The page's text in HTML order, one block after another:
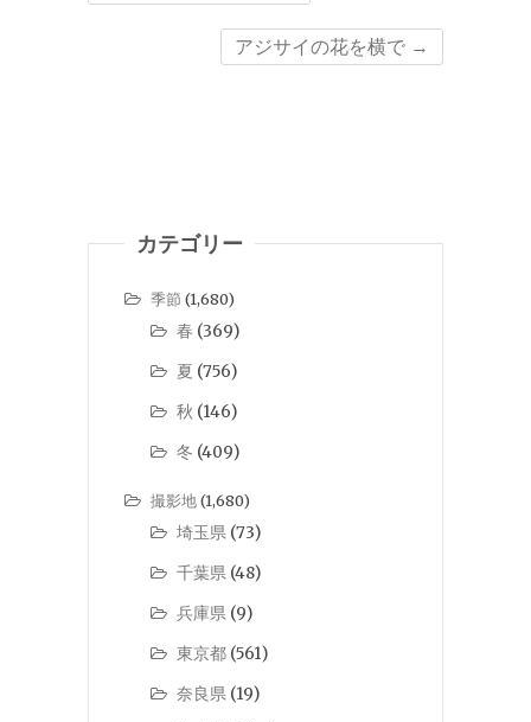
アジサイの花を横で →
カテゴリー
季節 (1,680)
春 (369)
夏 (756)
秋 (146)
冬 (409)
撮影地(1,680)
埼玉県 (73)
千葉県 (48)
兵庫県 (9)
東京都 (561)
奈良県 (19)